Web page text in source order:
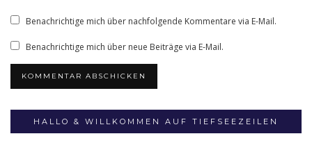
Benachrichtige mich über nachfolgende Kommentare via E-Mail.
Benachrichtige mich über neue Beiträge via E-Mail.
HALLO & WILLKOMMEN AUF TIEFSEEZEILEN